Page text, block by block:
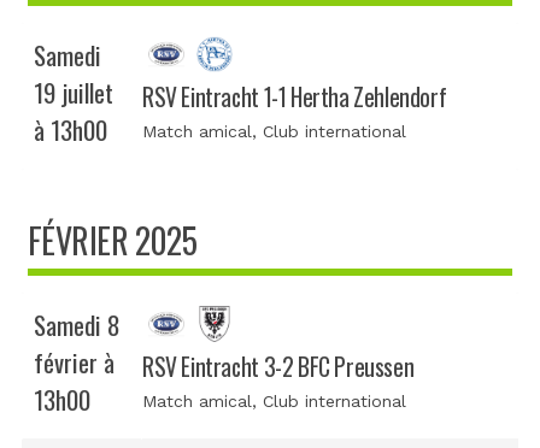
Samedi
19 juillet
à 13h00
RSV Eintracht 1-1 Hertha Zehlendorf
Match amical, Club international
FÉVRIER 2025
Samedi 8
février à
13h00
RSV Eintracht 3-2 BFC Preussen
Match amical, Club international